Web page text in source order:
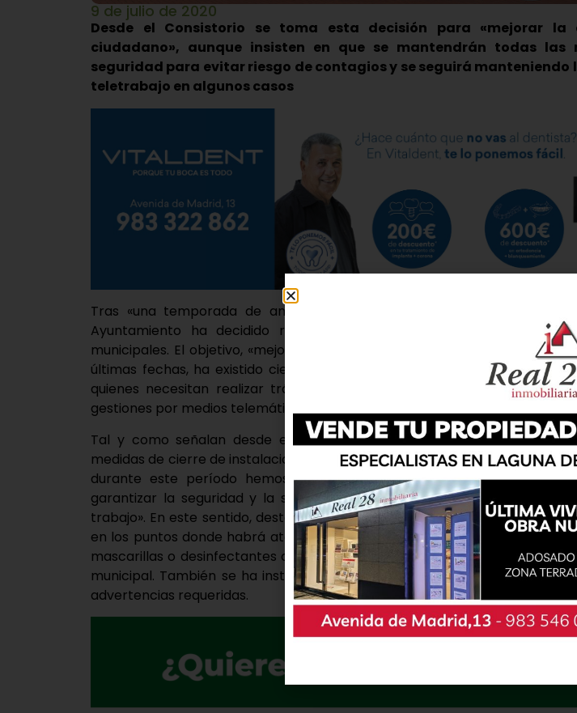
9 de julio de 2020
Desde el Consistorio se toma esta decisión para «mejorar la
ciudadano», aunque insisten en que se mantendrán todas las
seguridad para evitar riesgo de contagios y se seguirá manteniendo
teletrabajo en algunos casos
Tras «una temporada de análisis y evaluación de la evolución de la
Ayuntamiento ha decidido reabrir, a partir del lunes 13 de julio, las
municipales. El objetivo, «mejorar la atención al ciudadano» en vista de
últimas fechas, ha existido cierta «saturación del sistema de atención
quienes necesitan realizar trámites municipales y no tienen posibilidad
gestiones por medios telemáticos.
Tal y como señalan desde el Consistorio, «hemos mantenido hasta
medidas de cierre de instalaciones municipales adoptadas al comienzo de
durante este período hemos procurado dotarnos de las medidas
garantizar la seguridad y la salud de los trabajadores municipales en
trabajo». En este sentido, destacan que se han instalado mamparas,
en los puntos donde habrá atención al ciudadano, dotado a todos los
mascarillas o desinfectantes o instalado un formulario de solicitud de
municipal. También se ha instaurado la cita previa o se ha instalado
advertencias requeridas.